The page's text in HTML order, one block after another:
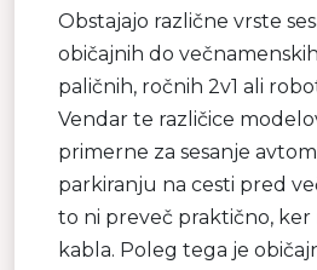
Obstajajo različne vrste
običajnih do
paličnih, ročnih 2v1 ali
Vendar te različice
primerne za sesanje
parkiranju na cesti pred
to ni preveč praktično,
kabla. Poleg tega je